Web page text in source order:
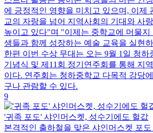
에 긍정적인 영향을 미치고 있으며, 이제
교의 자랑을 넘어 지역사회의 기대와 사
높이고 있다"며 "이제는 중학교에 머물지
생들과 함께 성장하는 예술 교육을 실현
한편 이번 수상 무대는 오는 9월 1일 청하
기념식 및 제11회 정기연주회를 통해 지
이다. 연주회는 청하중학교 다목적 강당
구나 관람할 수 있다.
9
'귀족 포도' 샤인머스켓, 성수기에도 헐값
본격적인 출하철을 맞은 샤인머스켓 포